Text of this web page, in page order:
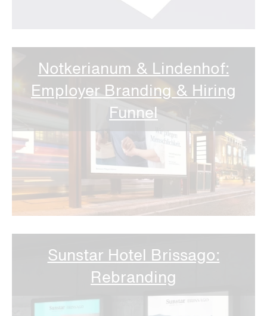
Notkerianum & Lindenhof:
Employer Branding & Hiring
Funnel
Sunstar Hotel Brissago:
Rebranding